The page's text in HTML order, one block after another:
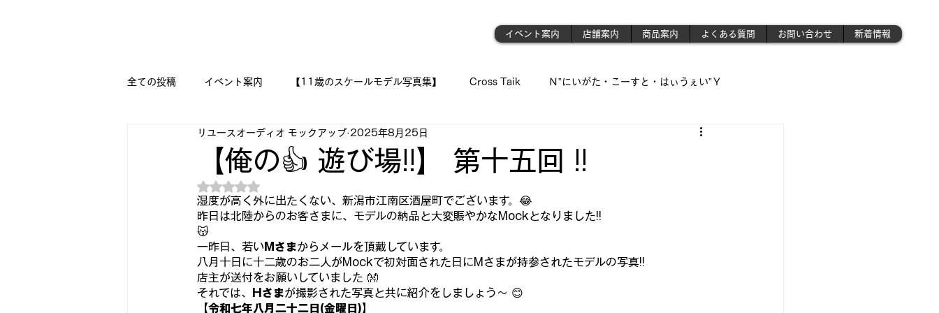
イベント案内 店舗案内 商品案内 よくある質問 お問い合わせ 新着情報
全ての投稿 イベント案内 【11歳のスケールモデル写真集】 Cross Taik Ｎ”にいがた・こーすと・はぃうぇい”Ｙ
【二刀流モデラー奮闘記】 Mockupの音波実習室!!
『今日は美術の時間です!!』 「シュウちゃんの部屋!!」 蓄音機
🔧メカニックの作品集 🔨 🛩 我が青春のプラ模型 🛥 『モデラーＮ氏の製作記録』
DESSAU PRAMO WORKS ジェット・モデルよ !! 空へ✈
【俺の👍 遊び場!!】 第十五回 !!
リユースオーディオ モックアップ 2025年8月25日
5つ星のうちNaNと評価されています。
湿度が高く外に出たくない、新潟市江南区酒屋町でございます。😂
昨日は北陸からのお客さまに、モデルの納品と大変賑やかなMockとなりました!!
😽
一昨日、若いMさまからメールを頂戴しています。
八月十日に十二歳のお二人がMockで初対面された日にMさまが持参されたモデルの写真!!
店主が送付をお願いしていました 👐
それでは、
Hさまが撮影された写真と共に紹介をしましょう～ 😊
【令和七年八月二十二日(金曜日)】